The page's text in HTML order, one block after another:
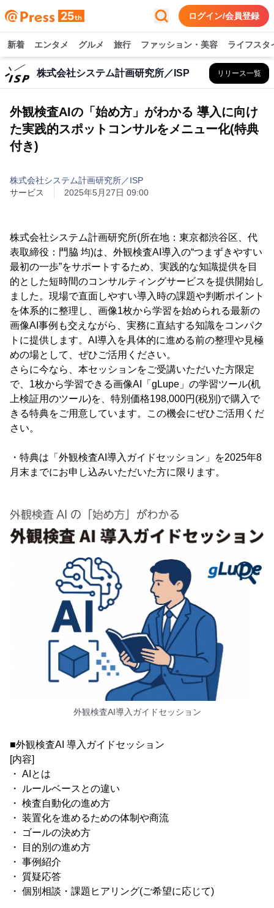
ログイン/会員登録
新着 エンタメ グルメ 旅行 ファッション・美容 ライフスタ
株式会社システム計画研究所／ISP リリース一覧
外観検査AIの「始め方」がわかる 導入に向け
た実践的スポットコンサルをメニュー化(特典
付き)
株式会社システム計画研究所／ISP
サービス
2025年5月27日 09:00
株式会社システム計画研究所(所在地：東京都渋谷区、代
表取締役：門脇 均)は、外観検査AI導入の“つまずきやすい
最初の一歩”をサポートするため、実践的な知識提供を目
的とした短時間のコンサルティングサービスを提供開始し
ました。現場で直面しやすい導入時の課題や判断ポイント
を体系的に整理し、画像1枚から学習を始められる最新の
画像AI事例も交えながら、実務に直結する知識をコンパク
トに提供します。AI導入を具体的に進める前の整理や見極
めの場として、ぜひご活用ください。
さらに今なら、本セッションをご受講いただいた方限定
で、1枚から学習できる画像AI「gLupe」の学習ツール(机
上検証用のツール)を、特別価格198,000円(税別)で購入で
きる特典をご用意しています。この機会にぜひご活用くだ
さい。
・特典は「外観検査AI導入ガイドセッション」を2025年8
月末までにお申し込みいただいた方に限ります。
外観検査AI導入ガイドセッション
■外観検査AI 導入ガイドセッション
[内容]
・ AIとは
・ ルールベースとの違い
・ 検査自動化の進め方
・ 装置化を進めるための体制や商流
・ ゴールの決め方
・ 目的別の進め方
・ 事例紹介
・ 質疑応答
・ 個別相談・課題ヒアリング(ご希望に応じて)